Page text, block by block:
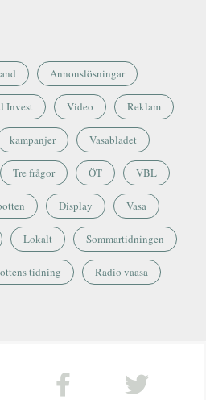
Annonslösningar
Invest Video Reklam
kampanjer Vasabladet
Tre frågor ÖT VBL
Display Vasa
Lokalt Sommartidningen
tidning Radio vaasa